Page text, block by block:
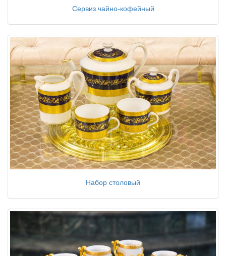
Сервиз чайно-кофейный
Набор столовый